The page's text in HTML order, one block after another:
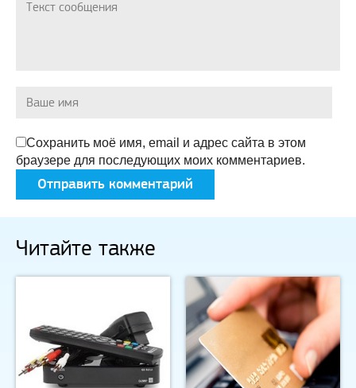
Сохранить моё имя, email и адрес сайта в этом
браузере для последующих моих комментариев.
Читайте также